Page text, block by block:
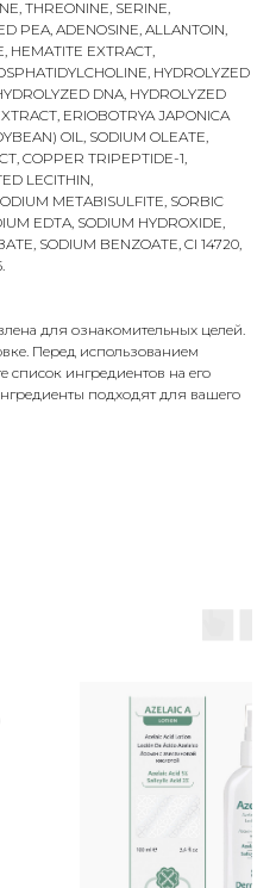
THREONINE, SERINE,
PEA, ADENOSINE, ALLANTOIN,
HEMATITE EXTRACT,
HYDROLYZED
DNA, HYDROLYZED
ERIOBOTRYA JAPONICA
OIL, SODIUM OLEATE,
COPPER TRIPEPTIDE-1,
LECITHIN,
METABISULFITE, SORBIC
EDTA, SODIUM HYDROXIDE,
SODIUM BENZOATE, CI 14720,
для ознакомительных целей.
Перед использованием
список ингредиентов на его
подходят для вашего